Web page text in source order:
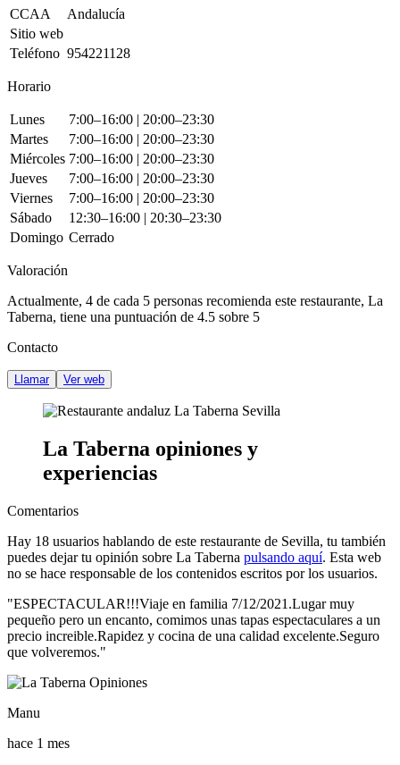
CCAA
Andalucía
Sitio web
Teléfono 954221128
Horario
Lunes
7:00–16:00 | 20:00–23:30
Martes
7:00–16:00 | 20:00–23:30
Miércoles 7:00–16:00 | 20:00–23:30
Jueves
7:00–16:00 | 20:00–23:30
Viernes
7:00–16:00 | 20:00–23:30
Sábado
12:30–16:00 | 20:30–23:30
Domingo Cerrado
Valoración
Actualmente, 4 de cada 5 personas recomienda este restaurante, La
Taberna, tiene una puntuación de 4.5 sobre 5
Contacto
Llamar Ver web
La Taberna opiniones y
experiencias
Comentarios
Hay 18 usuarios hablando de este restaurante de Sevilla, tu también
puedes dejar tu opinión sobre La Taberna pulsando aquí. Esta web
no se hace responsable de los contenidos escritos por los usuarios.
"ESPECTACULAR!!!Viaje en familia 7/12/2021.Lugar muy
pequeño pero un encanto, comimos unas tapas espectaculares a un
precio increible.Rapidez y cocina de una calidad excelente.Seguro
que volveremos."
Manu
hace 1 mes